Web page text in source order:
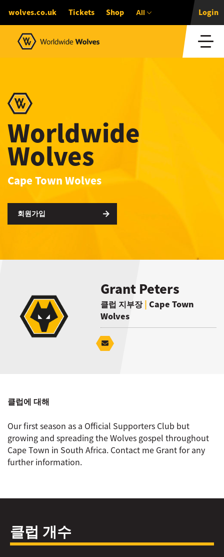
wolves.co.uk Tickets Shop All Login
Worldwide
Wolves
Cape Town Wolves
회원가입
Grant Peters
클럽 지부장
Cape Town
Wolves
클럽에 대해
Our first season as a Official Supporters Club but
growing and spreading the Wolves gospel throughout
Cape Town in South Africa. Contact me Grant for any
further information.
클럽 개수